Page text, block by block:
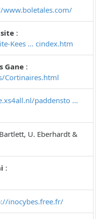
www.boletales.com/
:
Kees ... cindex.htm
Gane :
Cortinaires.html
paddensto ...
U. Eberhardt &
:
inocybes.free.fr/